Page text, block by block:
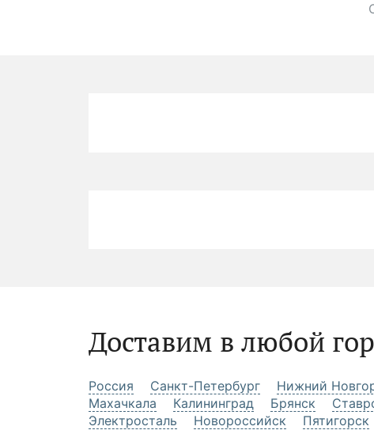
Доставим в любой
Россия Санкт-Петербург Нижний
Махачкала
Калининград Брянск
Электросталь
Новороссийск Пятигорск